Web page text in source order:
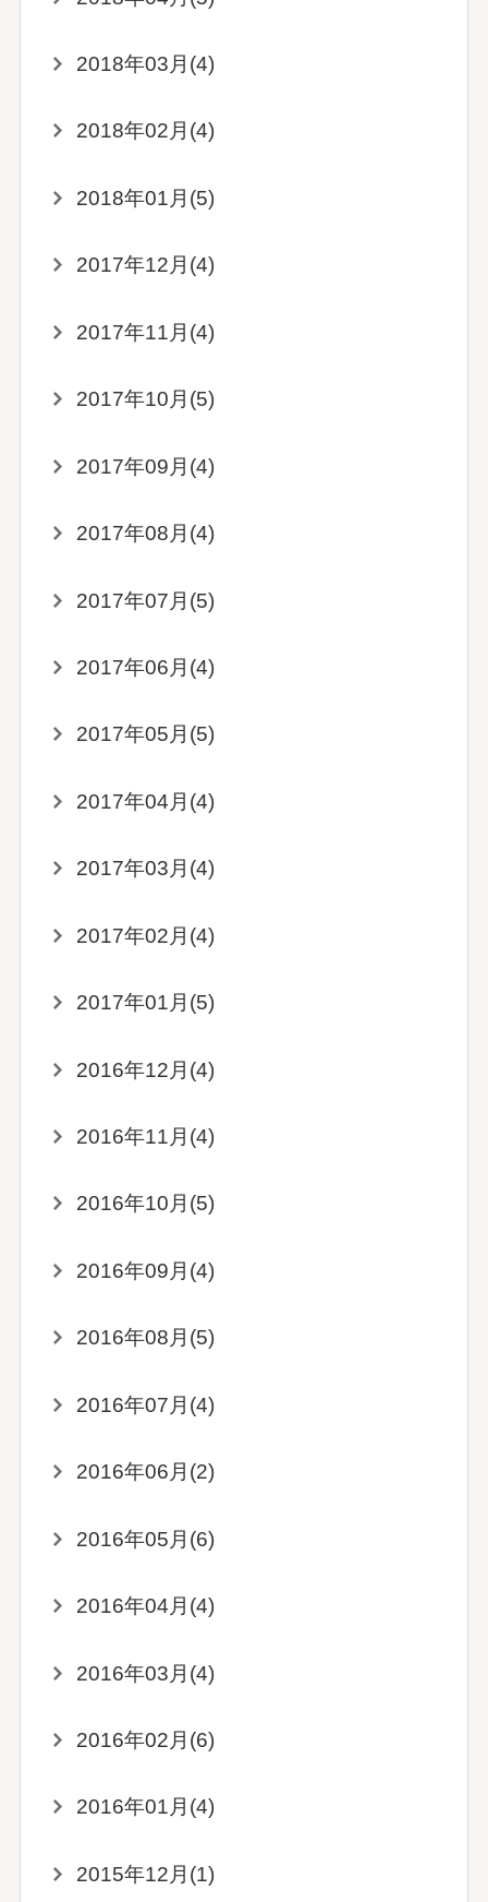
2018年03月(4)
2018年02月(4)
2018年01月(5)
2017年12月(4)
2017年11月(4)
2017年10月(5)
2017年09月(4)
2017年08月(4)
2017年07月(5)
2017年06月(4)
2017年05月(5)
2017年04月(4)
2017年03月(4)
2017年02月(4)
2017年01月(5)
2016年12月(4)
2016年11月(4)
2016年10月(5)
2016年09月(4)
2016年08月(5)
2016年07月(4)
2016年06月(2)
2016年05月(6)
2016年04月(4)
2016年03月(4)
2016年02月(6)
2016年01月(4)
2015年12月(1)